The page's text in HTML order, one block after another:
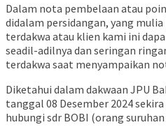
Dalam nota pembelaan atau
didalam persidangan, yang
terdakwa atau klien kami ini
seadil-adilnya dan seringan
terdakwa saat menyampaikan
Diketahui dalam dakwaan JPU
tanggal 08 Desember 2024
hubungi sdr BOBI (orang suruhan